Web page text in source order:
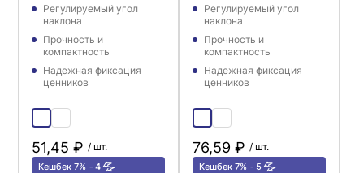
Регулируемый угол
наклона
Прочность и
компактность
Надежная фиксация
ценников
51,45 ₽ / шт.
Кешбек 7% 4
Регулируемый угол
наклона
Прочность и
компактность
Надежная фиксация
ценников
76,59 ₽ / шт.
Кешбек 7% 5